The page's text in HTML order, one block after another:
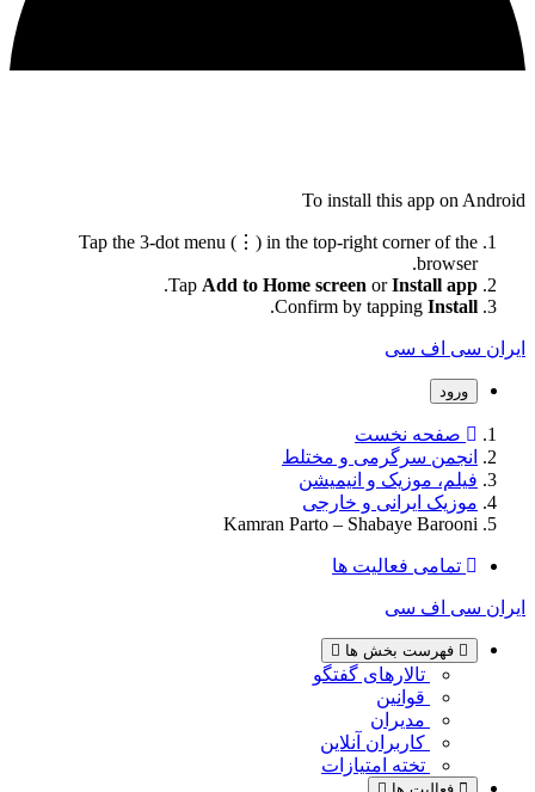
To install this app on Android
Tap the 3-dot menu (⋮) in the top-right corner of the
browser.
Tap Add to Home screen orInstall app
.
Confirm by tapping Install
.
ایران سی اف سی
ورود
صفحه نخست
انجمن سرگرمی و مختلط
فیلم، موزیک و انیمیشن
موزیک ایرانی و خارجی
Kamran Parto – Shabaye Barooni
تمامی فعالیت ها
ایران سی اف سی
فهرست بخش ها
تالارهای گفتگو
قوانین
مدیران
کاربران آنلاین
تخته امتیازات